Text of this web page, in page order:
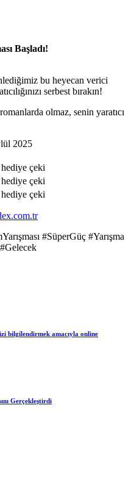
Başladı!
bu heyecan verici
serbest bırakın!
olmaz, senin yaratıcı
2025
çeki
çeki
çeki
#SüperGüç #Yarışma
bilgilendirmek amacıyla online
Gerçekleştirdi